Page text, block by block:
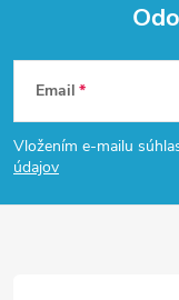
Z
á
p
Email
Vložením e-mailu
údajov